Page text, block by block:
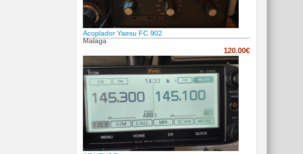
Acoplador Yaesu FC 902
Malaga
120.00€